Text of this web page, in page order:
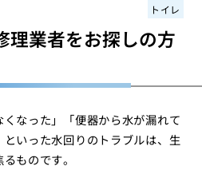
トイレ
理業者をお探しの方
くなった」「便器から水が漏れて
いった水回りのトラブルは、生
ものです。